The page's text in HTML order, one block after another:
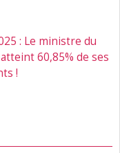
: Le ministre du
60,85% de ses
!